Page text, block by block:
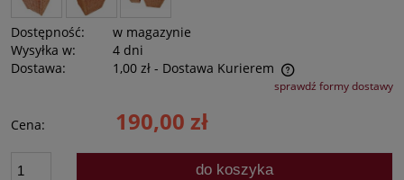
Dostępność:
w magazynie
Wysyłka w:
4 dni
Dostawa:
1,00 zł - Dostawa Kurierem
Cena nie zawiera ewentualnych kosztów płatnościsprawdź formy dostawy
Cena: 190,00 zł
do koszyka